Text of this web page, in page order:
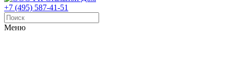
+7 (495) 587-41-51
Меню